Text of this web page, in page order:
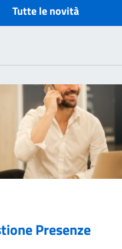
Tutte le novità
Presenze